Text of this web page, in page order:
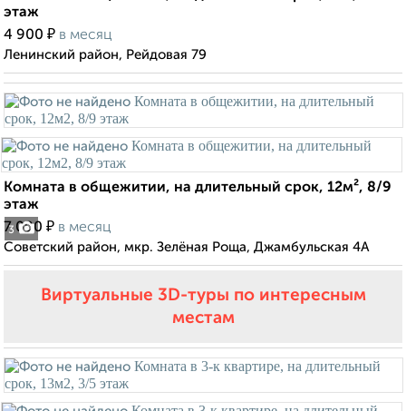
этаж
4 900 ₽ в месяц
Ленинский район, Рейдовая 79
3
Комната в общежитии, на длительный срок, 12м², 8/9
этаж
7 000 ₽ в месяц
Советский район, мкр. Зелёная Роща, Джамбульская 4А
Виртуальные 3D-туры по интересным
местам